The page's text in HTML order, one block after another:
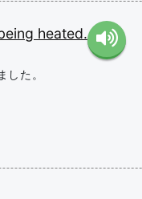
heated.
た。